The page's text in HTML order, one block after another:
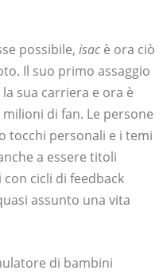
possibile, isac è ora ciò
Il suo primo assaggio
sua carriera e ora è
di fan. Le persone
tocchi personali e i temi
a essere titoli
cicli di feedback
assunto una vita
di bambini